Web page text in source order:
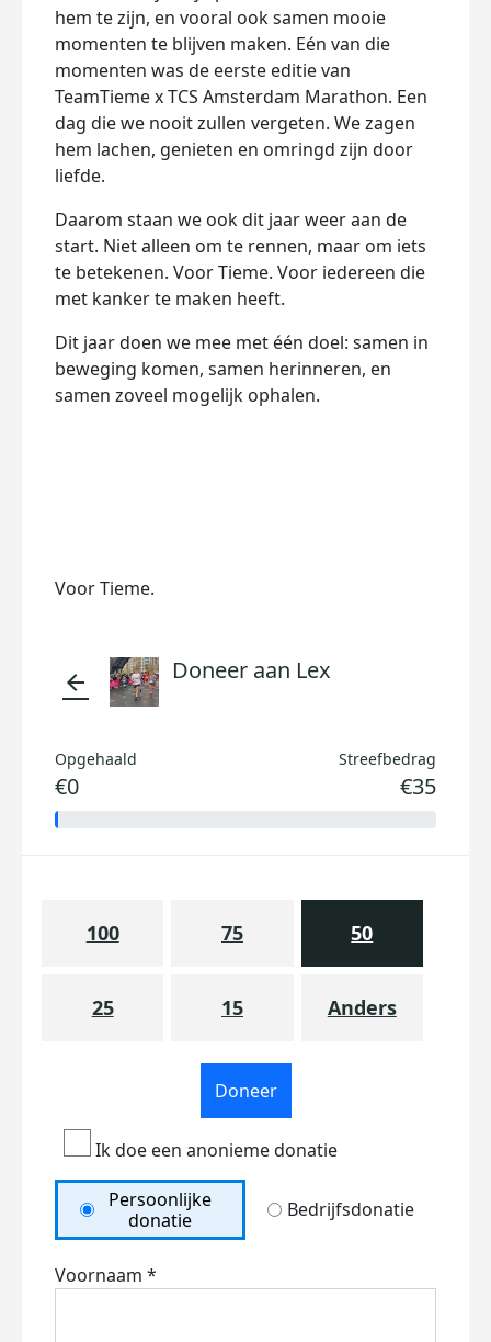
hem te zijn, en vooral ook samen mooie
momenten te blijven maken. Eén van die
momenten was de eerste editie van
TeamTieme x TCS Amsterdam Marathon. Een
dag die we nooit zullen vergeten. We zagen
hem lachen, genieten en omringd zijn door
liefde.
Daarom staan we ook dit jaar weer aan de
start. Niet alleen om te rennen, maar om iets
te betekenen. Voor Tieme. Voor iedereen die
met kanker te maken heeft.
Dit jaar doen we mee met één doel: samen in
beweging komen, samen herinneren, en
samen zoveel mogelijk ophalen.
Voor Tieme.
arrow_back Doneer aan Lex
Opgehaald
€0
Streefbedrag
€35
100 75 50
25 15 Anders
Doneer
Ik doe een anonieme donatie
Persoonlijke
donatie
Bedrijfsdonatie
Voornaam *